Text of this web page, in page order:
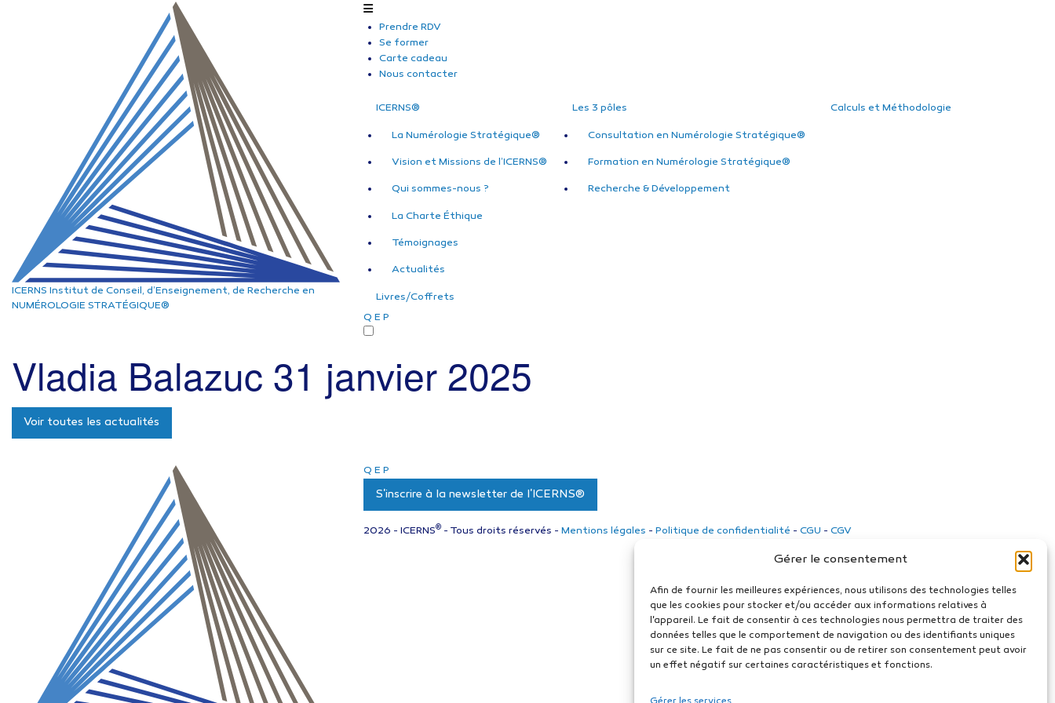
Gérer le consentement
Afin de fournir les meilleures expériences, nous utilisons des technologies telles
que les cookies pour stocker et/ou accéder aux informations relatives à
l'appareil. Le fait de consentir à ces technologies nous permettra de traiter des
données telles que le comportement de navigation ou des identifiants uniques
sur ce site. Le fait de ne pas consentir ou de retirer son consentement peut avoir
un effet négatif sur certaines caractéristiques et fonctions.
ICERNS Institut de Conseil, d’Enseignement, de Recherche en
NUMÉROLOGIE STRATÉGIQUE®
Prendre RDV
Se former
Carte cadeau
Nous contacter
ICERNS®
La Numérologie Stratégique®
Vision et Missions de l’ICERNS®
Qui sommes-nous ?
La Charte Éthique
Témoignages
Actualités
Les 3 pôles
Consultation en Numérologie Stratégique®
Formation en Numérologie Stratégique®
Recherche & Développement
Calculs et Méthodologie
Livres/Coffrets
Q E P
Vladia Balazuc 31 janvier 2025
Voir toutes les actualités
Q E P
S'inscrire à la newsletter de l'ICERNS®
2026 - ICERNS® - Tous droits réservés - Mentions légales - Politique de confidentialité - CGU - CGV